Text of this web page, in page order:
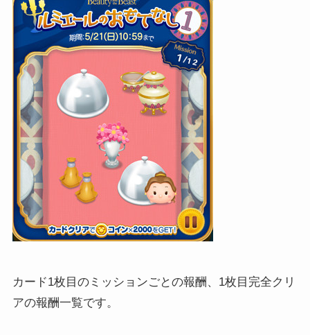
カード1枚目のミッションごとの報酬、1枚目完全クリ
アの報酬一覧です。